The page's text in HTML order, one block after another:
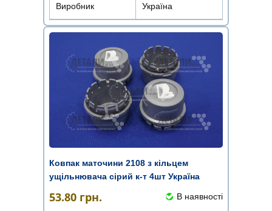
Виробник Україна
Ковпак маточини 2108 з кільцем
ущільнювача сірий к-т 4шт Україна
53.80 грн. В наявності